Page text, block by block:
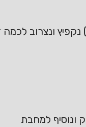
ונצרוב
ונוסיף למחבת